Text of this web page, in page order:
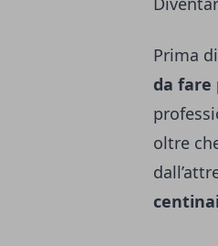
Prima
da fare
oltre